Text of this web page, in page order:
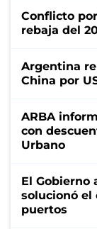
Conflicto
rebaja del
Argentina
China por
ARBA
con
Urbano
El Gobierno
solucionó el
puertos